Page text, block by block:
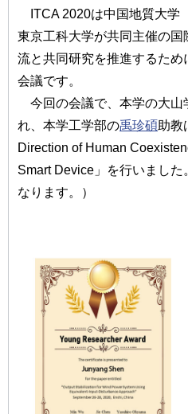
ITCA 2020は中国地質大学
東京工科大学が共同主催の
流と共同研究を推進するた
会議です。
今回の会議で、本学の大山
れ、本学工学部の禹珍碩助教
Direction of Human
Smart Device」を行いまし
なります。）